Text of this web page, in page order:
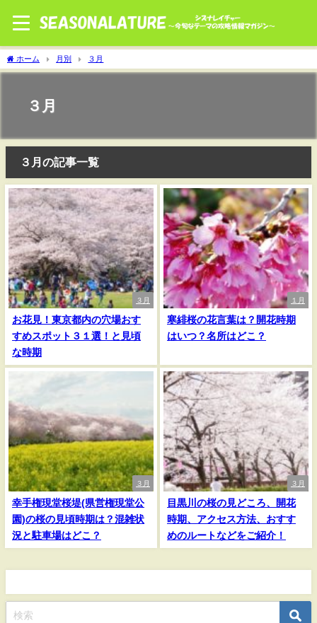
ホーム 月別 ３月
３月
３月の記事一覧
３月
お花見！東京都内の穴場おす
すめスポット３１選！と見頃
な時期
１月
寒緋桜の花言葉は？開花時期
はいつ？名所はどこ？
３月
幸手権現堂桜堤(県営権現堂公
園)の桜の見頃時期は？混雑状
況と駐車場はどこ？
３月
目黒川の桜の見どころ、開花
時期、アクセス方法、おすす
めのルートなどをご紹介！